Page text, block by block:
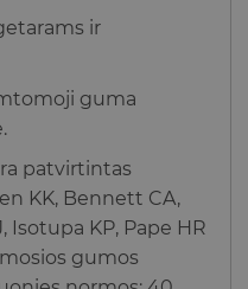
ir
guma
patvirtintas
KK, Bennett CA,
Isotupa KP, Pape HR
gumos